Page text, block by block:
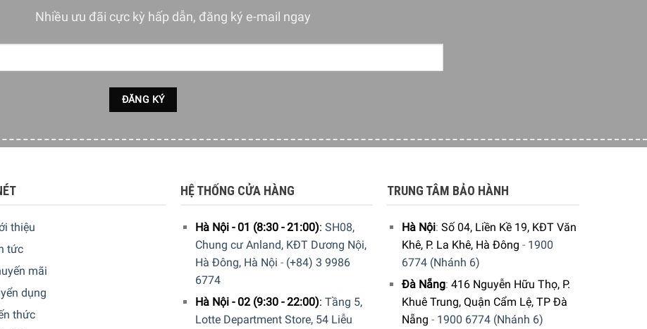
rót tròn để rót không nhỏ giọt, giúp căn bếp luôn sạch sẽ, gọn gàng.
Nhiều ưu đãi cực kỳ hấp dẫn, đăng ký e-mail ngay
thiệu
tức
mãi
dụng
thức
HỆ THỐNG CỬA HÀNG
Hà Nội - 01 (8:30 - 21:00): SH08,
Chung cư Anland, KĐT Dương Nội,
Hà Đông, Hà Nội - (+84) 3 9986
6774
Hà Nội - 02 (9:30 - 22:00): Tầng 5,
Lotte Department Store, 54 Liễu
TRUNG TÂM BẢO HÀNH
Hà Nội: Số 04, Liền Kề 19, KĐT Văn
Khê, P. La Khê, Hà Đông - 1900
6774 (Nhánh 6)
Đà Nẵng: 416 Nguyễn Hữu Thọ, P.
Khuê Trung, Quận Cẩm Lệ, TP Đà
Nẵng - 1900 6774 (Nhánh 6)